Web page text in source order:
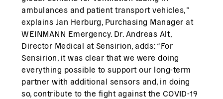
ambulances and patient transport vehicles,”
explains Jan Herburg, Purchasing Manager at
WEINMANN Emergency. Dr. Andreas Alt,
Director Medical at Sensirion, adds: “For
Sensirion, it was clear that we were doing
everything possible to support our long-term
partner with additional sensors and, in doing
so, contribute to the fight against the COVID-19